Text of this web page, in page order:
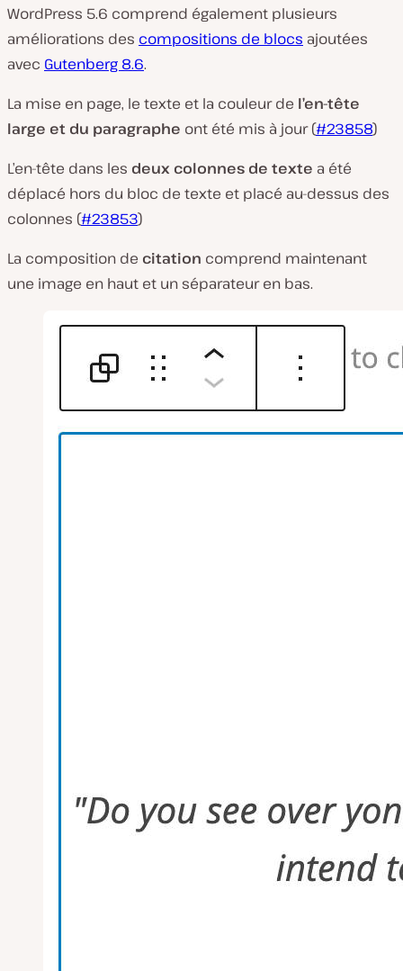
WordPress 5.6 comprend également plusieurs
améliorations des compositions de blocs ajoutées
avec Gutenberg 8.6.
La mise en page, le texte et la couleur de l’en-tête
large et du paragraphe ont été mis à jour (#23858)
L’en-tête dans les deux colonnes de texte a été
déplacé hors du bloc de texte et placé au-dessus des
colonnes (#23853)
La composition de citation comprend maintenant
une image en haut et un séparateur en bas.